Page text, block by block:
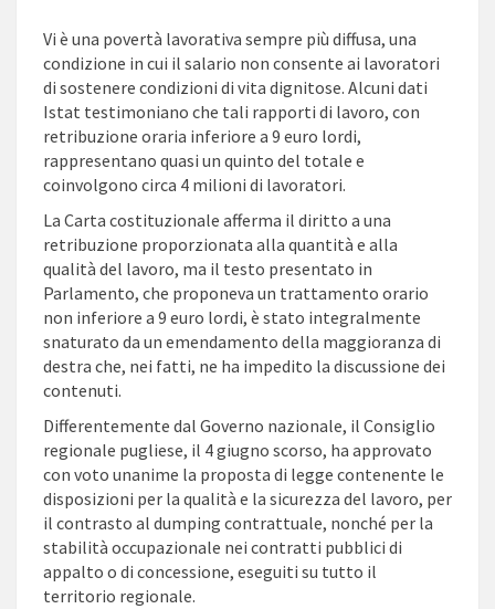
Vi è una povertà lavorativa sempre più diffusa, una
condizione in cui il salario non consente ai lavoratori
di sostenere condizioni di vita dignitose. Alcuni dati
Istat testimoniano che tali rapporti di lavoro, con
retribuzione oraria inferiore a 9 euro lordi,
rappresentano quasi un quinto del totale e
coinvolgono circa 4 milioni di lavoratori.
La Carta costituzionale afferma il diritto a una
retribuzione proporzionata alla quantità e alla
qualità del lavoro, ma il testo presentato in
Parlamento, che proponeva un trattamento orario
non inferiore a 9 euro lordi, è stato integralmente
snaturato da un emendamento della maggioranza di
destra che, nei fatti, ne ha impedito la discussione dei
contenuti.
Differentemente dal Governo nazionale, il Consiglio
regionale pugliese, il 4 giugno scorso, ha approvato
con voto unanime la proposta di legge contenente le
disposizioni per la qualità e la sicurezza del lavoro, per
il contrasto al dumping contrattuale, nonché per la
stabilità occupazionale nei contratti pubblici di
appalto o di concessione, eseguiti su tutto il
territorio regionale.